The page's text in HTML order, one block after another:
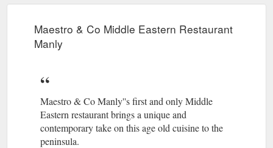
Maestro & Co Middle Eastern Restaurant
Manly
Maestro & Co Manly''s first and only Middle
Eastern restaurant brings a unique and
contemporary take on this age old cuisine to the
peninsula.